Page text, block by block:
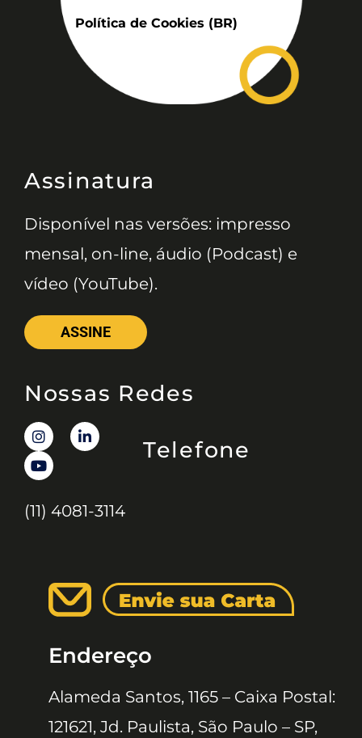
Política de Cookies (BR)
Assinatura
Disponível nas versões: impresso
mensal, on-line, áudio (Podcast) e
vídeo (YouTube).
ASSINE
Nossas Redes
Telefone
(11) 4081-3114
Endereço
Alameda Santos, 1165 – Caixa Postal:
121621, Jd. Paulista, São Paulo – SP,